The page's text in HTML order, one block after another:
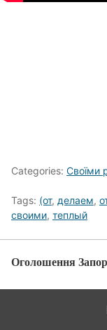
Categories: Своїми
Tags: (от, делаем,
своими, теплый
Оголошення